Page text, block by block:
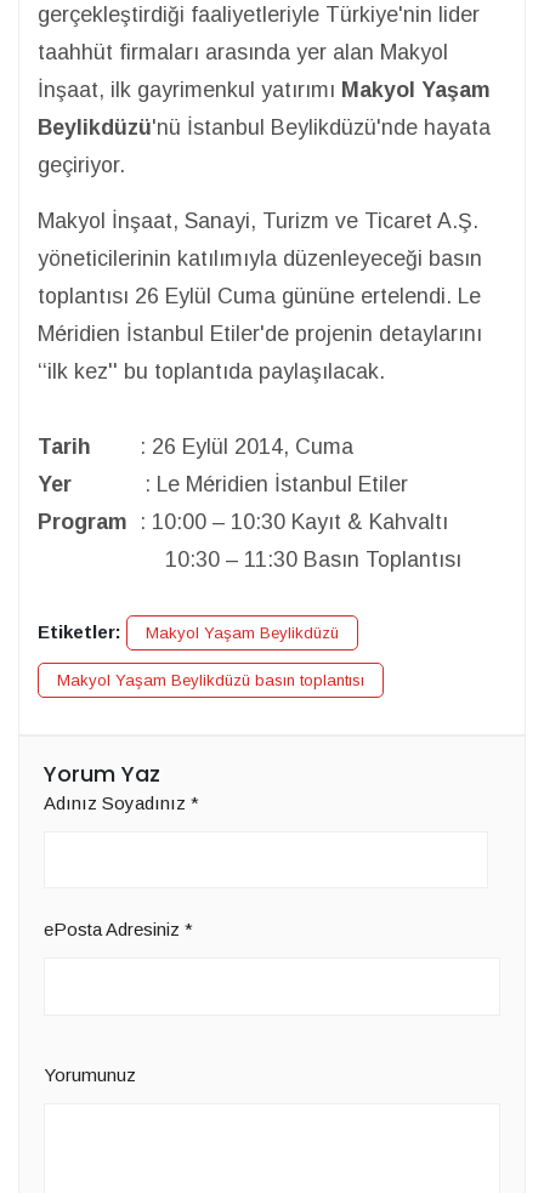
gerçekleştirdiği faaliyetleriyle Türkiye'nin lider
taahhüt firmaları arasında yer alan Makyol
İnşaat, ilk gayrimenkul yatırımı Makyol Yaşam
Beylikdüzü'nü İstanbul Beylikdüzü'nde hayata
geçiriyor.
Makyol İnşaat, Sanayi, Turizm ve Ticaret A.Ş.
yöneticilerinin katılımıyla düzenleyeceği basın
toplantısı 26 Eylül Cuma gününe ertelendi. Le
Méridien İstanbul Etiler'de projenin detaylarını
‘‘ilk kez'' bu toplantıda paylaşılacak.
Tarih
: 26 Eylül 2014, Cuma
Yer
: Le Méridien İstanbul Etiler
Program : 10:00 – 10:30 Kayıt & Kahvaltı
10:30 – 11:30 Basın Toplantısı
Etiketler: Makyol Yaşam Beylikdüzü
Makyol Yaşam Beylikdüzü basın toplantısı
Yorum Yaz
Adınız Soyadınız *
ePosta Adresiniz *
Yorumunuz